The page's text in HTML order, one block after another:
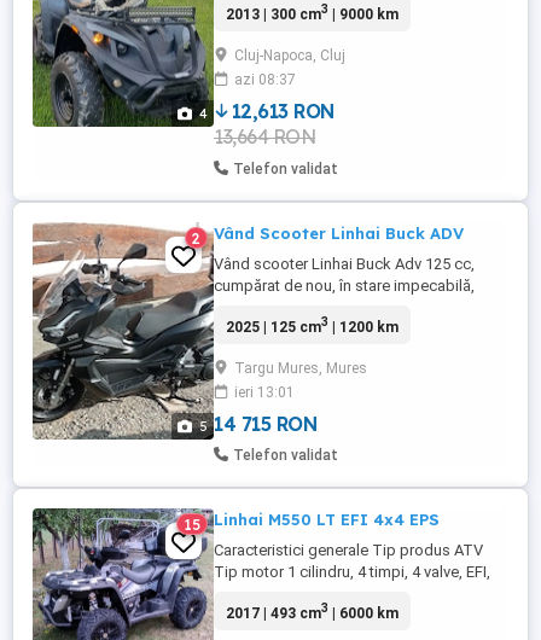
4
2013 | 300 cm3 | 9000 km
Cluj-Napoca, Cluj
azi 08:37
12,613 RON
13,664 RON
Telefon validat
5
2 Vând Scooter Linhai Buck ADV
Vând scooter Linhai Buck Adv 125 cc,
cumpărat de nou, în stare impecabilă,
full Led lumini, stopuri,ABS + TCS
și practic pentru oraș, extraurban,
anvelope mixte CSL culoare neagră fără
nici un fel de zgârieturi sau defecte ...
2025 | 125 cm3 | 1200 km
Targu Mures, Mures
ieri 13:01
14 715 RON
Telefon validat
15 Linhai M550 LT EFI 4x4 EPS
Caracteristici generale Tip produs ATV
Tip motor 1 cilindru, 4 timpi, 4 valve, EFI,
maxima 32 cp Capacitate rezervor 14.5 l
2017 | 493 cm3 | 6000 km